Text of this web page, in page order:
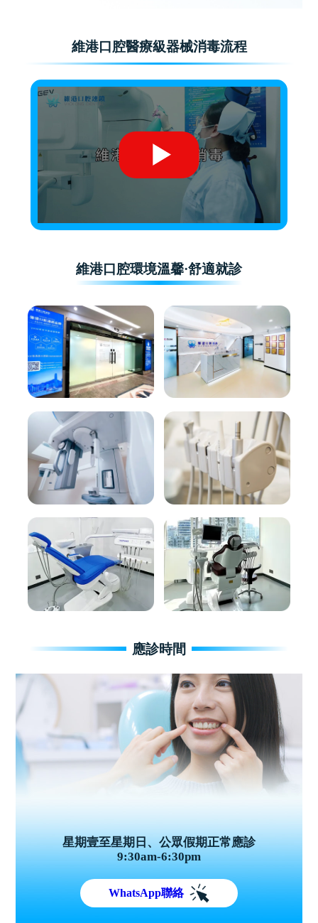
維港口腔醫療級器械消毒流程
維港口腔環境溫馨·舒適就診
應診時間
星期壹至星期日、公眾假期正常應診
9:30am-6:30pm
WhatsApp聯絡